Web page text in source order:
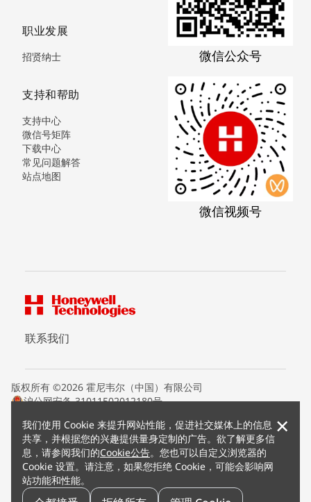
我们使用 Cookie 来提升网站性能，促进社交媒体上的信息
共享，并根据您的兴趣提供量身定制的广告。欲了解更多信
息，请参阅我们的Cookie公告。您也可以自定义浏览器的
Cookie 设置。请注意，如果您拒绝 Cookie，可能会影响网
站功能和性能。
×
职业发展
招贤纳士
支持和帮助
支持中心
微信号矩阵
下载中心
常见问题解答
站点地图
微信公众号
微信视频号
联系我们
版权所有 ©2026 霍尼韦尔（中国）有限公司
沪公网安备 31011502012180号
条款条约
隐私声明
您的隐私选项
霍尼韦尔科技Cookie通知
退订
漏洞报告